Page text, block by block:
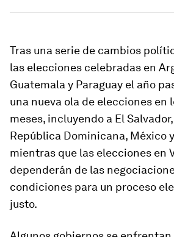
Tras una serie de cambios
las elecciones celebradas en
Guatemala y Paraguay el año
una nueva ola de elecciones en
meses, incluyendo a El
República Dominicana, México
mientras que las elecciones en
dependerán de las
condiciones para un proceso
justo.